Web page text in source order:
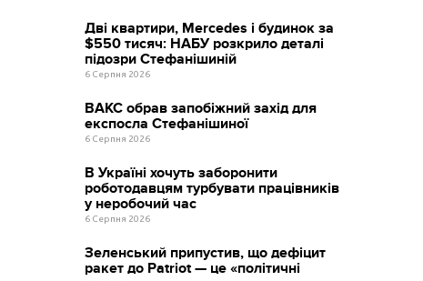
Дві квартири, Mercedes і будинок за
$550 тисяч: НАБУ розкрило деталі
підозри Стефанішиній
6 Серпня 2026
ВАКС обрав запобіжний захід для
експосла Стефанішиної
6 Серпня 2026
В Україні хочуть заборонити
роботодавцям турбувати працівників
у неробочий час
6 Серпня 2026
Зеленський припустив, що дефіцит
ракет до Patriot — це «політичні